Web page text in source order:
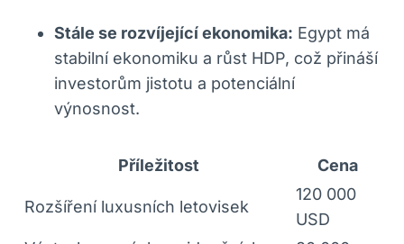
Stále ‌se rozvíjející ekonomika: Egypt má⁢
stabilní ekonomiku a růst⁣ HDP, což přináší
investorům‍ jistotu ⁢a potenciální⁢
výnosnost.
Příležitost Cena
Rozšíření luxusních letovisek
120 ⁢000
USD